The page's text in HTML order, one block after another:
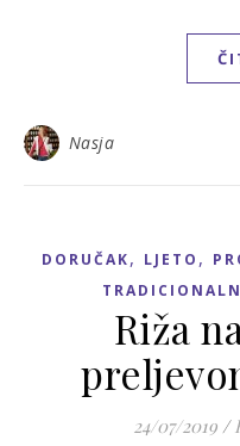
Nasja
DORUČAK, LJETO ,
Riža
24/07/2019 /